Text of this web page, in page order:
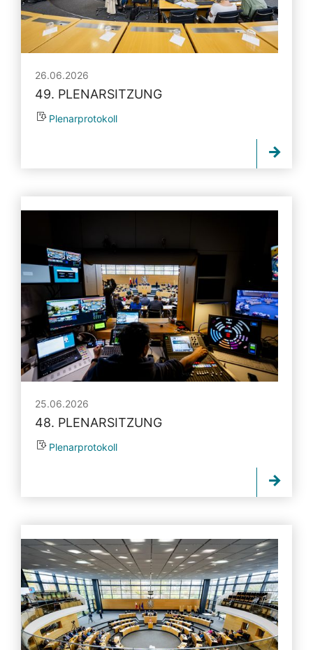
26.06.2026
49. PLENARSITZUNG
Plenarprotokoll
25.06.2026
48. PLENARSITZUNG
Plenarprotokoll